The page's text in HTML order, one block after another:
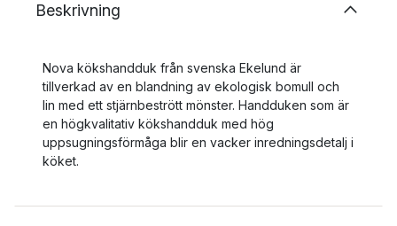
Beskrivning
Nova kökshandduk från svenska Ekelund är
tillverkad av en blandning av ekologisk bomull och
lin med ett stjärnbestrött mönster. Handduken som är
en högkvalitativ kökshandduk med hög
uppsugningsförmåga blir en vacker inredningsdetalj i
köket.